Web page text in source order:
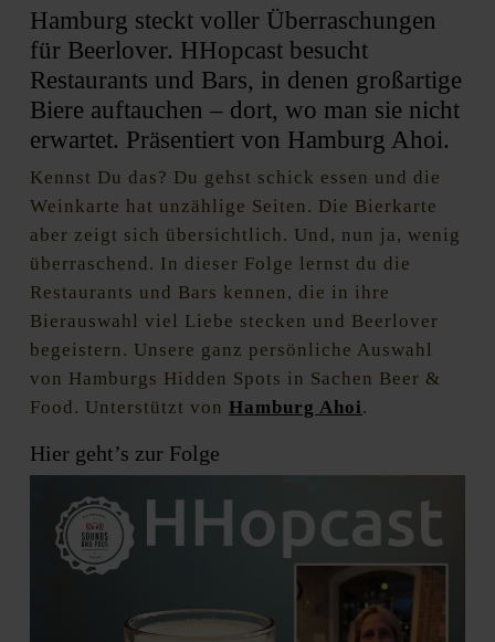
Hamburg steckt voller Überraschungen
für Beerlover. HHopcast besucht
Restaurants und Bars, in denen großartige
Biere auftauchen – dort, wo man sie nicht
erwartet. Präsentiert von Hamburg Ahoi.
Kennst Du das? Du gehst schick essen und die
Weinkarte hat unzählige Seiten. Die Bierkarte
aber zeigt sich übersichtlich. Und, nun ja, wenig
überraschend. In dieser Folge lernst du die
Restaurants und Bars kennen, die in ihre
Bierauswahl viel Liebe stecken und Beerlover
begeistern. Unsere ganz persönliche Auswahl
von Hamburgs Hidden Spots in Sachen Beer &
Food. Unterstützt von Hamburg Ahoi.
Hier geht’s zur Folge